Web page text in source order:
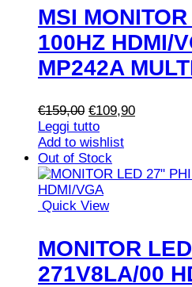
MSI
100HZ HDMI/
MP242A
€159,00 Il
prezzo
originale
era:
€159,00.
€109,90Il
€109,90.
Leggi tutto
Add to wishlist
Out of Stock
Quick View
MONITOR
271V8LA/00